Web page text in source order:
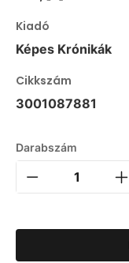
Kiadó
Képes Krónikák
Cikkszám
3001087881
Darabszám